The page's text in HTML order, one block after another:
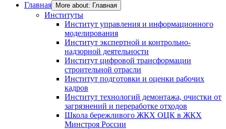
Главная More about: Главная
Институты
Институт управления и информационного
моделирования
Институт экспертной и контрольно-
надзорной деятельности
Институт цифровой трансформации
строительной отрасли
Институт подготовки и оценки рабочих
кадров
Институт технологий демонтажа, очистки от
загрязнений и переработке отходов
Школа бережливого ЖКХ ОЦК в ЖКХ
Минстроя России